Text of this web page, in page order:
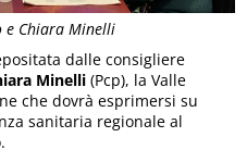
e Chiara Minelli
dalle consigliere
Minelli (Pcp), la Valle
che dovrà esprimersi su
sanitaria regionale al